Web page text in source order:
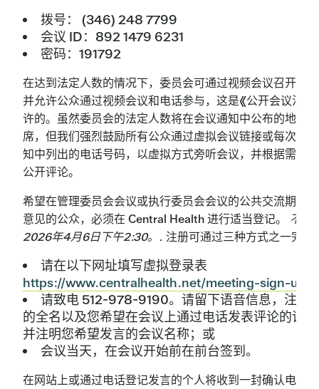
拨号： (346) 248 7799
会议 ID：892 1479 6231
密码：191792
在达到法定人数的情况下，委员会可通过视频会议召开会
并允许公众通过视频会议和电话参与，这是《公开会议法》
许的。虽然委员会的法定人数将在会议通知中公布的地点出
席，但我们强烈鼓励所有公众通过虚拟会议链接或每次会
知中列出的电话号码，以虚拟方式旁听会议，并根据需要
公开评论。
希望在管理委员会会议或执行委员会会议的公共交流期间
意见的公众，必须在 Central Health 进行适当登记。 不迟
2026年4月6日下午2:30。. 注册可通过三种方式之一完成
请在以下网址填写虚拟登录表
https://www.centralhealth.net/meeting-sign-up/
请致电 512-978-9190。请留下语音信息，注明
的全名以及您希望在会议上通过电话发表评论的请
并注明您希望发言的会议名称；或
会议当天，在会议开始前在前台签到。
在网站上或通过电话登记发言的个人将收到一封确认电子